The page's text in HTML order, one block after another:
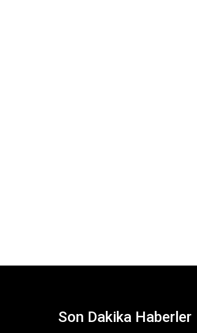
Son Dakika Haberler